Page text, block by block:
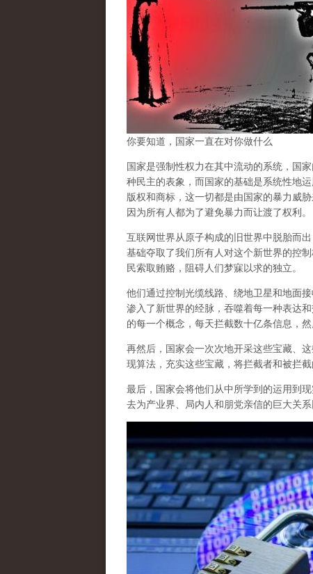
你要知道，国家一直在对你做什么
国家是强制性权力在其中流动的系统，国
种民主的表象，而国家的基础是系统性地
版权和商标，这一切都是由国家的暴力威
因为所有人都为了避免暴力而让渡了权利。
互联网世界从原子构成的旧世界中脱胎而
基础夺取了我们所有人对这个新世界的控
民索取贿赂，阻碍人们梦寐以求的独立。
他们通过控制光缆线路、绕地卫星和地面
渗入了新世界的经脉，吞噬着每一种表达
的每一个概念，每天拦截数十亿条信息，
再然后，国家会一次次地开采这些宝藏、
现算法，充实这些宝藏，将拦截者和被拦
最后， 国家会将他们从中所学到的运用到
去为产业界、局内人和朋党亲信的巨大关系